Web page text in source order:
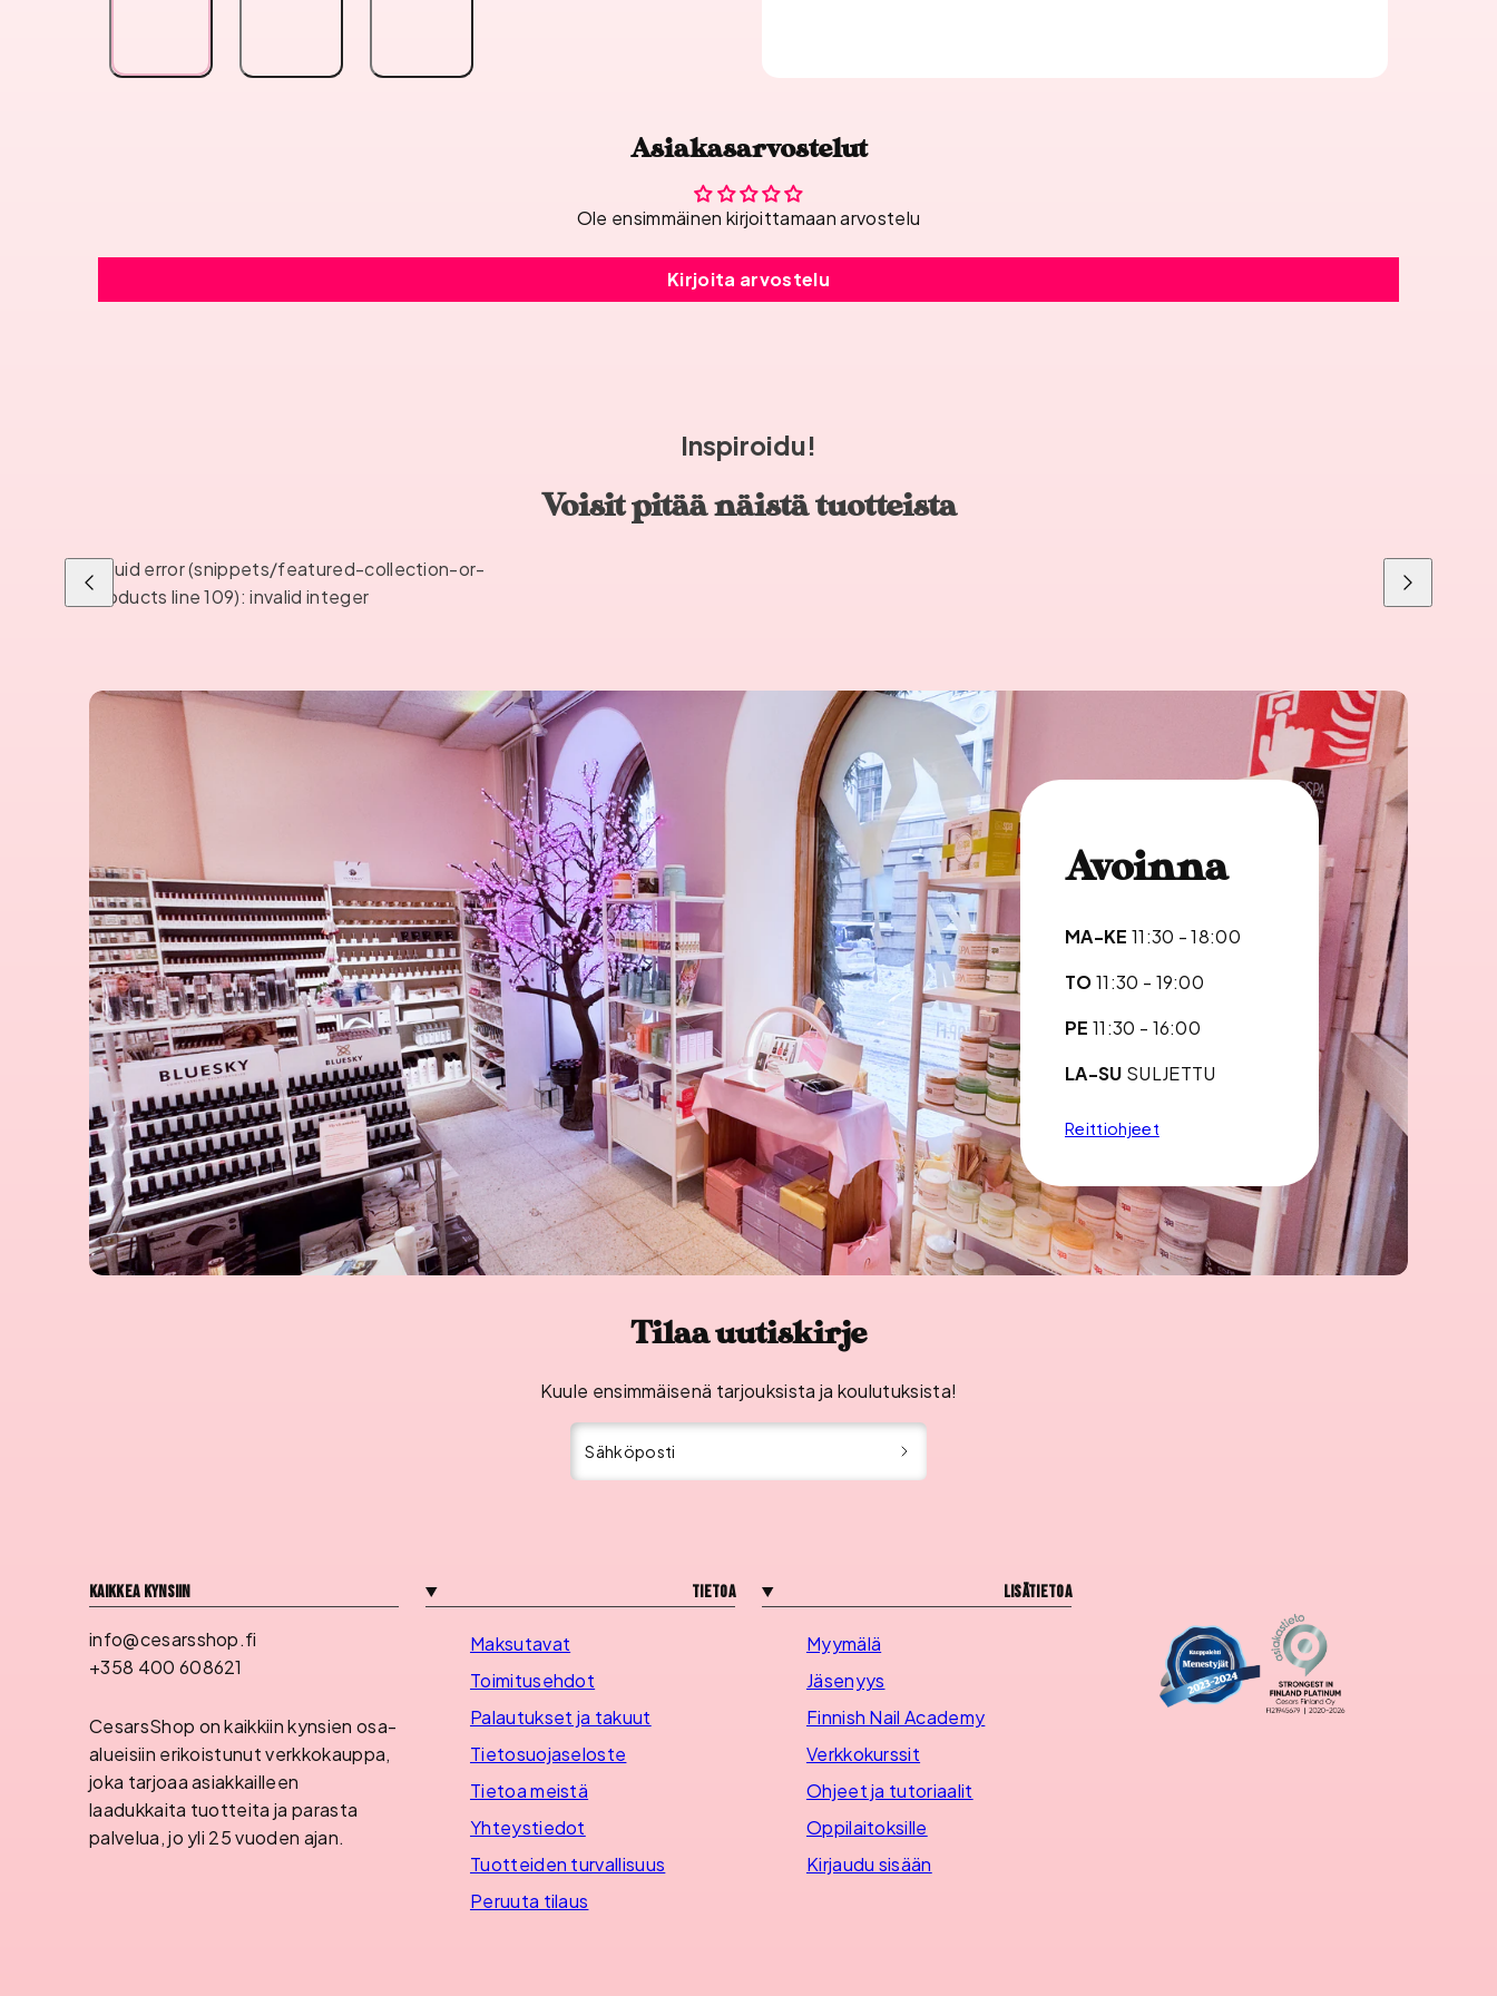
Asiakasarvostelut
Ole ensimmäinen kirjoittamaan arvostelu
Kirjoita arvostelu
Inspiroidu!
Voisit pitää näistä tuotteista
Liquid error (snippets/featured-collection-or-
products line 109): invalid integer
Liu'uta
vasemmalle
Liu'uta
oikealle
Avoinna
MA-KE 11:30 - 18:00
TO11:30 - 19:00
PE 11:30 - 16:00
LA-SU SULJETTU
Reittiohjeet
Tilaa uutiskirje
Kuule ensimmäisenä tarjouksista ja koulutuksista!
Sähköposti
Kaikkea kynsiin
info@cesarsshop.fi
+358 400 608621
CesarsShop on kaikkiin kynsien osa-
alueisiin erikoistunut verkkokauppa,
joka tarjoaa asiakkailleen
laadukkaita tuotteita ja parasta
palvelua, jo yli 25 vuoden ajan.
Tietoa
Maksutavat
Toimitusehdot
Palautukset ja takuut
Tietosuojaseloste
Tietoa meistä
Yhteystiedot
Tuotteiden turvallisuus
Peruuta tilaus
Lisätietoa
Myymälä
Jäsenyys
Finnish Nail Academy
Verkkokurssit
Ohjeet ja tutoriaalit
Oppilaitoksille
Kirjaudu sisään